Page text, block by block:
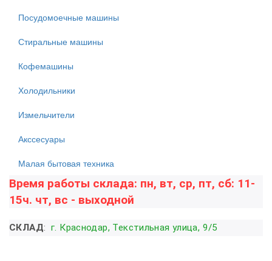
Посудомоечные машины
Стиральные машины
Кофемашины
Холодильники
Измельчители
Акссесуары
Малая бытовая техника
Время работы склада: пн, вт, ср, пт, сб: 11-
15ч. чт, вс - выходной
СКЛАД: г. Краснодар, Текстильная улица, 9/5